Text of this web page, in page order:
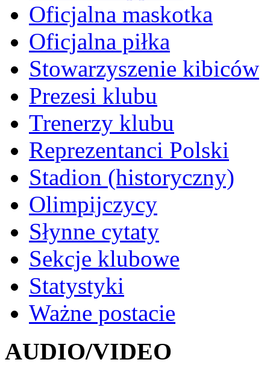
Oficjalna maskotka
Oficjalna piłka
Stowarzyszenie kibiców
Prezesi klubu
Trenerzy klubu
Reprezentanci Polski
Stadion (historyczny)
Olimpijczycy
Słynne cytaty
Sekcje klubowe
Statystyki
Ważne postacie
AUDIO/VIDEO